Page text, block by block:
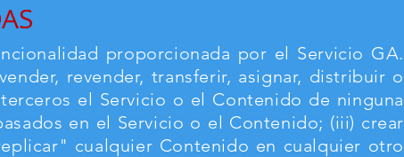
proporcionada por el Servicio GA.
revender, transferir, asignar, distribuir o
el Servicio o el Contenido de ninguna
​​en el Servicio o el Contenido; (iii) crear
cualquier Contenido en cualquier otro